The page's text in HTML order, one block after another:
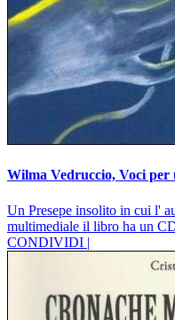
Wilma Vedruccio, Voci per
Un Presepe insolito in cui l'
multimediale il libro ha un
CONDIVIDI |